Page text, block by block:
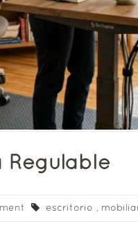
Regulable
escritorio ,